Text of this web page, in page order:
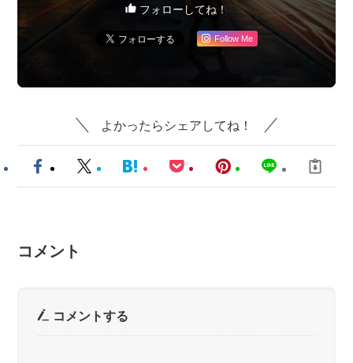
フォローしてね！
Follow Me
よかったらシェアしてね！
コメント
コメントする